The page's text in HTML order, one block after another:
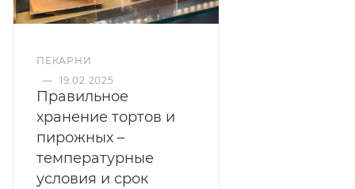
ПЕКАРНИ
— 19.02.2025
Правильное
хранение тортов и
пирожных –
температурные
условия и срок